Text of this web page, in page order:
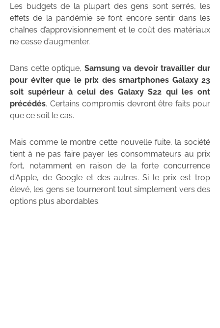
Les budgets de la plupart des gens sont serrés, les
effets de la pandémie se font encore sentir dans les
chaînes d’approvisionnement et le coût des matériaux
ne cesse d’augmenter.
Dans cette optique, Samsung va devoir travailler dur
pour éviter que le prix des smartphones Galaxy 23
soit supérieur à celui des Galaxy S22 qui les ont
précédés. Certains compromis devront être faits pour
que ce soit le cas.
Mais comme le montre cette nouvelle fuite, la société
tient à ne pas faire payer les consommateurs au prix
fort, notamment en raison de la forte concurrence
d’Apple, de Google et des autres. Si le prix est trop
élevé, les gens se tourneront tout simplement vers des
options plus abordables.